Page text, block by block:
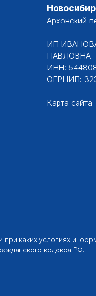
Архонский
ИП
ПАВЛОВНА
ИНН:
ОГРНИП:
Карта сайта
каких условиях
кодекса РФ.